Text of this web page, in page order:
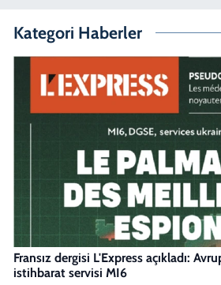
Kategori Haberler
Fransız dergisi L'Express açıkladı:
istihbarat servisi MI6